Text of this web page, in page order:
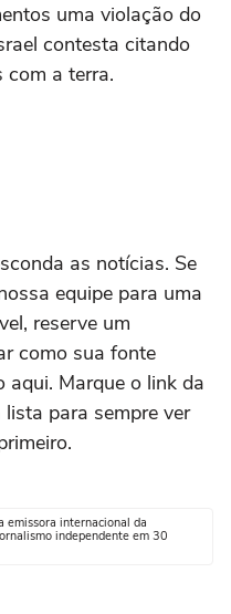
uma violação do
contesta citando
com a terra.
as notícias. Se
equipe para uma
reserve um
como sua fonte
aqui. Marque o link da
para sempre ver
emissora internacional da
independente em 30